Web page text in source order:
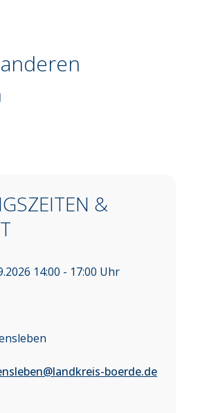
&
14:00 - 17:00 Uhr
boerde.de